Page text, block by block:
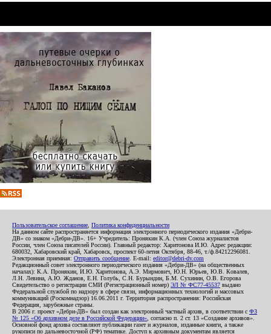
Пользовательское соглашение Политика конфиденциальности
На данном сайте распространяется информация электронного периодического издания «Дебри-
ДВ» со знаком «Дебри-ДВ». 16+ Учредитель: Пронякин К.А. (член Союза журналистов
России, член Союза писателей России). Главный редактор: Харитонова И.Ю. Адрес редакции:
680032, Хабаровский край, Хабаровск, проспект 60-летия Октября, 88-46, т./ф.84212296081.
Электронная приемная: Отправить сообщение . E-mail: editor@debri-dv.com
Редакционный совет электронного периодического издания «Дебри-ДВ» (на общественных
началах): К.А. Пронякин, И.Ю. Харитонова, А.Э. Мирмович, Ю.Н. Юрьев, Ю.В. Ковалев,
Л.Н. Левина, А.Ю. Жданов, Е.Н. Голубь, С.Н. Бурындин, Б.М. Сухинин, О.В. Егорова
Свидетельство о регистрации СМИ (Регистрационный номер) ЭЛ № ФС77-45537 выдано
Федеральной службой по надзору в сфере связи, информационных технологий и массовых
коммуникаций (Роскомнадзор) 16.06.2011 г. Территория распространения: Российская
Федерация, зарубежные страны.
В 2006 г. проект «Дебри-ДВ» был создан как электронный частный архив, в соответствии с ФЗ
№ 125 «Об архивном деле в Российской Федерации» , согласно п. 2 ст. 13 «Создание архивов».
Основной фонд архива составляют публикации газет и журналов, изданные книги, а также
рукописи по дальневосточной (РФ) тематике. Доступ к архивным документам является